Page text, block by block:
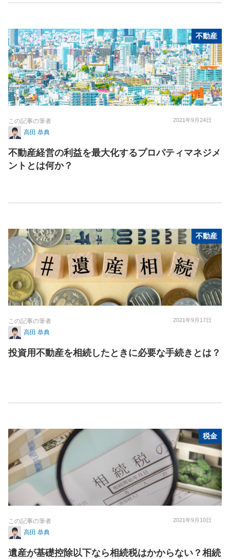
不動産
この記事の筆者 2021年9月24日
高田 恭典
不動産経営の利益を最大化するプロパティマネジメ
ントとは何か？
不動産
この記事の筆者 2021年9月17日
高田 恭典
投資用不動産を相続したときに必要な手続きとは？
税金
この記事の筆者 2021年9月10日
高田 恭典
遺産が基礎控除以下なら相続税はかからない？相続